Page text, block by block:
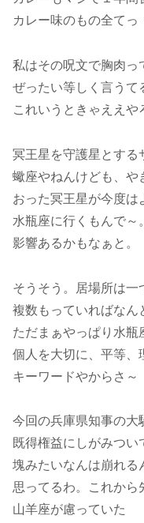
カレー味のもの全てっ
私はその呪文で胸肉っ
ぜったい等しく言うて
これいうときゃええや
冥王星を守護星とする
蠍座やねんけども、や
おった冥王星が今度は
水瓶座に行くもんで～
影響あるかもなぁと。
そうそう。居場所は一
複数もっていればなん
ただまぁやっぱり水瓶
個人を大切に、平等、
キーワードやからさ～
今回の兵庫県知事の大
既得権益にしがみつい
塊みたいなんは崩れる
思ってるわ。これから
山羊座が慮っていた